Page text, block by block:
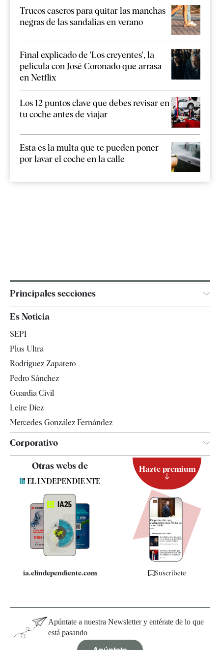
Trucos caseros para quitar las manchas
negras de las sandalias en verano
Final explicado de 'Los creyentes', la
película con José Coronado que arrasa
en Netflix
Los 12 puntos clave que debes revisar en
tu coche antes de viajar
Esta es la multa que te pueden poner
por lavar el coche en la calle
Principales secciones
España
Televisión
Es Noticia
SEPI
Plus Ultra
Rodríguez Zapatero
Pedro Sánchez
Guardia Civil
Leire Díez
Mercedes González Fernández
Corporativo
Contacto
Quiénes somos
Especificaciones
Otras webs de
ia.elindependiente.com
Hazte premium
Suscríbete
Apúntate a nuestra Newsletter y entérate de lo que
está pasando